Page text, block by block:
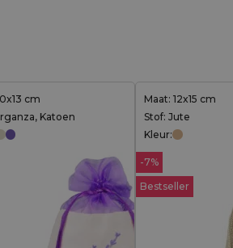
cm
Katoen
Maat: 12x15 cm
Stof: Jute
Kleur:
Bestseller
-7%